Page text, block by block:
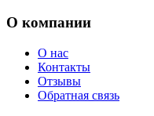
О компании
О нас
Контакты
Отзывы
Обратная связь